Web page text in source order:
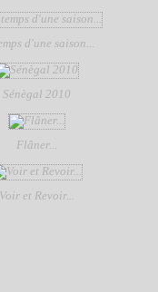
d'une saison...
Sénègal 2010
Flâner...
Voir et Revoir...